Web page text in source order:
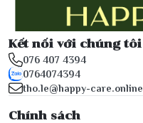
Kết nối với chúng tôi
076 407 4394
0764074394
tho.le@happy-care.online
Chính sách